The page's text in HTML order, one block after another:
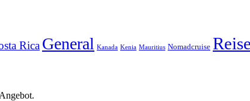
Rica General Kanada Kenia Mauritius Nomadcruise